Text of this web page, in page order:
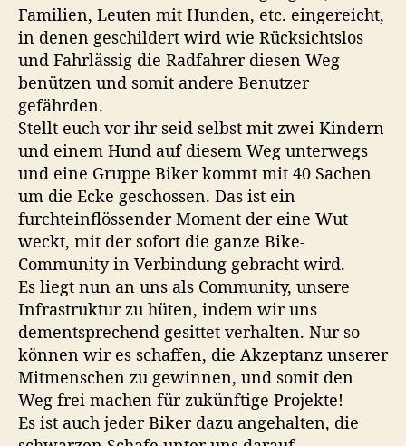
d
p
a
r
d
e
“
t
e
S
c
i
l
l
e
r
w
e
g
)
Familien, Leuten mit Hunden, etc. eingereicht,
in denen geschildert wird wie Rücksichtslos
und Fahrlässig die Radfahrer diesen Weg
benützen und somit andere Benutzer
gefährden.
Stellt euch vor ihr seid selbst mit zwei Kindern
und einem Hund auf diesem Weg unterwegs
und eine Gruppe Biker kommt mit 40 Sachen
um die Ecke geschossen. Das ist ein
furchteinflössender Moment der eine Wut
weckt, mit der sofort die ganze Bike-
Community in Verbindung gebracht wird.
Es liegt nun an uns als Community, unsere
Infrastruktur zu hüten, indem wir uns
dementsprechend gesittet verhalten. Nur so
können wir es schaffen, die Akzeptanz unserer
Mitmenschen zu gewinnen, und somit den
Weg frei machen für zukünftige Projekte!
Es ist auch jeder Biker dazu angehalten, die